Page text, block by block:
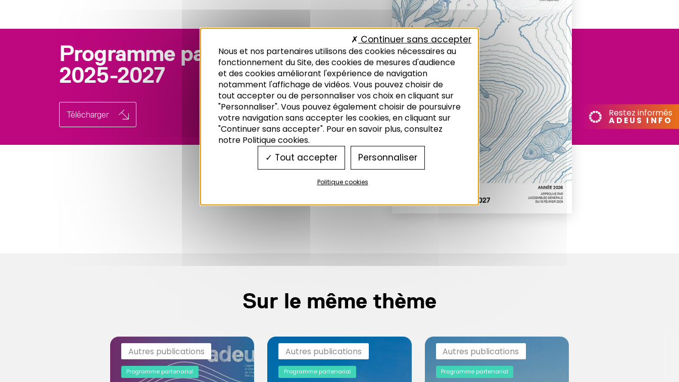
Programme partenarial
2025-2027
Télécharger
Sur le même thème
Autres publications
Programme partenarial
Autres publications
Programme partenarial
Autres publications
Programme partenarial
Restez informés
ADEUS INFO
Nous et nos partenaires utilisons des cookies nécessaires au
fonctionnement du Site, des cookies de mesures d'audience
et des cookies améliorant l'expérience de navigation
notamment l'affichage de vidéos. Vous pouvez choisir de
tout accepter ou de personnaliser vos choix en cliquant sur
"Personnaliser". Vous pouvez également choisir de poursuivre
votre navigation sans accepter les cookies, en cliquant sur
"Continuer sans accepter". Pour en savoir plus, consultez
notre Politique cookies.
Tout accepter
Continuer sans accepter
Personnaliser
Politique cookies